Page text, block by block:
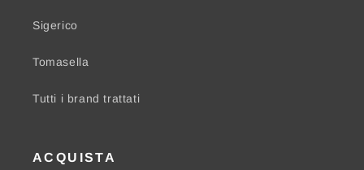
Sigerico
Tomasella
Tutti i brand trattati
ACQUISTA